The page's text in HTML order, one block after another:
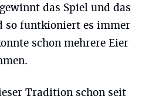
das Spiel und das
so funtkioniert es immer
schon mehrere Eier
Tradition schon seit